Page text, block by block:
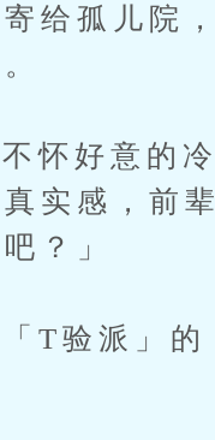
给孤儿院，
怀好意的冷
实感，前辈
？」
验派」的